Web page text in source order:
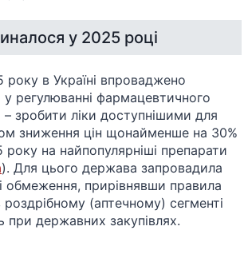
у 2025 році
в Україні впроваджено
у регулюванні фармацевтичного
– зробити ліки доступнішими для
зниження цін щонайменше на 30%
року на найпопулярніші препарати​
). Для цього держава запровадила
обмеження, прирівнявши правила
роздрібному (аптечному) сегменті
державних закупівлях.